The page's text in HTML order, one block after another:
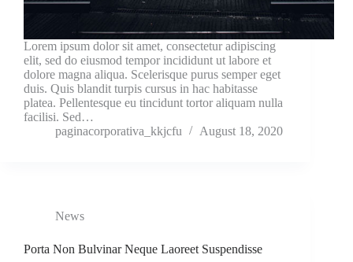
Lorem ipsum dolor sit amet, consectetur adipiscing
elit, sed do eiusmod tempor incididunt ut labore et
dolore magna aliqua. Scelerisque purus semper eget
duis. Quis blandit turpis cursus in hac habitasse
platea. Pellentesque eu tincidunt tortor aliquam nulla
facilisi. Sed…
paginacorporativa_kkjcfu
August 18, 2020
News
Porta Non Bulvinar Neque Laoreet Suspendisse